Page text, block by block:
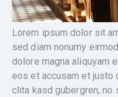
Lorem ipsum dolor sit
sed diam nonumy
dolore magna aliquyam
eos et accusam et justo
clita kasd gubergren, no